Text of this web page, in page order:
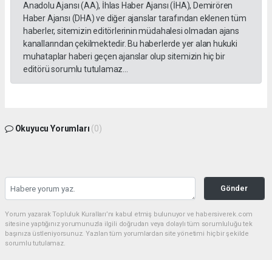
Anadolu Ajansı (AA), İhlas Haber Ajansı (İHA), Demirören
Haber Ajansı (DHA) ve diğer ajanslar tarafından eklenen tüm
haberler, sitemizin editörlerinin müdahalesi olmadan ajans
kanallarından çekilmektedir. Bu haberlerde yer alan hukuki
muhataplar haberi geçen ajanslar olup sitemizin hiç bir
editörü sorumlu tutulamaz...
Okuyucu Yorumları (0)
Gönder
Yorum yazarak Topluluk Kuralları’nı kabul etmiş bulunuyor ve habersiverek.com
sitesine yaptığınız yorumunuzla ilgili doğrudan veya dolaylı tüm sorumluluğu tek
başınıza üstleniyorsunuz. Yazılan tüm yorumlardan site yönetimi hiçbir şekilde
sorumlu tutulamaz.